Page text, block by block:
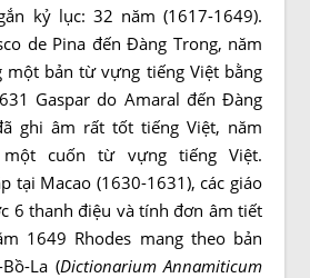
kỷ lục: 32 năm (1617-1649).
de Pina đến Đàng Trong, năm
một bản từ vựng tiếng Việt bằng
Gaspar do Amaral đến Đàng
ghi âm rất tốt tiếng Việt, năm
cuốn từ vựng tiếng Việt.
tại Macao (1630-1631), các giáo
6 thanh điệu và tính đơn âm tiết
1649 Rhodes mang theo bản
La (Dictionarium Annamiticum